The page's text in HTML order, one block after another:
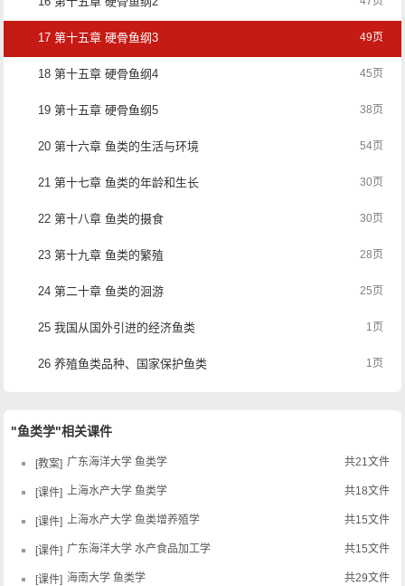
17 第十五章 硬骨鱼纲3 49页
18 第十五章 硬骨鱼纲4 45页
19 第十五章 硬骨鱼纲5 38页
20 第十六章 鱼类的生活与环境 54页
21 第十七章 鱼类的年龄和生长 30页
22 第十八章 鱼类的摄食 30页
23 第十九章 鱼类的繁殖 28页
24 第二十章 鱼类的洄游 25页
25 我国从国外引进的经济鱼类 1页
26 养殖鱼类品种、国家保护鱼类 1页
"鱼类学"相关课件
教案 广东海洋大学 鱼类学 共21文件
课件 上海水产大学 鱼类学 共18文件
课件 上海水产大学 鱼类增养殖学 共15文件
课件 广东海洋大学 水产食品加工学 共15文件
课件 海南大学 鱼类学 共29文件